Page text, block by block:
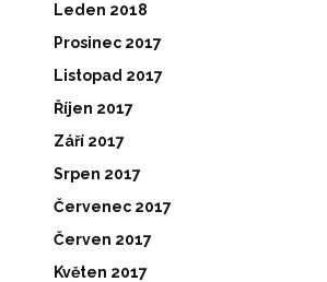
Leden 2018
Prosinec 2017
Listopad 2017
Říjen 2017
Září 2017
Srpen 2017
Červenec 2017
Červen 2017
Květen 2017